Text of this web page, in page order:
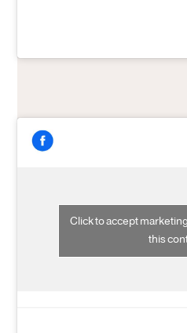
Click to accept
this